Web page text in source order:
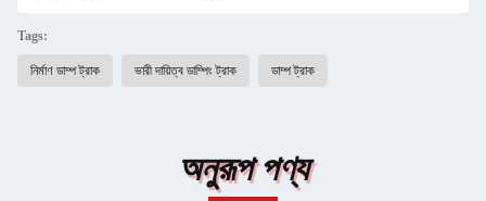
Tags:
নির্মাণ ডাম্প ট্রাক ভারী দায়িত্ব ডাম্পিং ট্রাক ডাম্প ট্রাক
অনুরূপ পণ্য